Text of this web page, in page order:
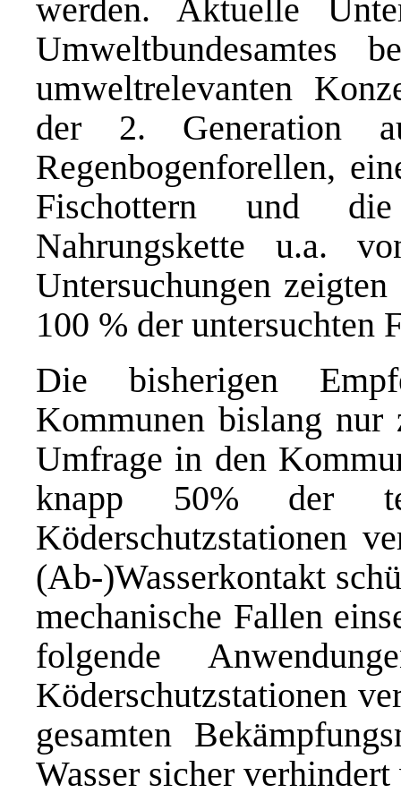
werden. Aktuelle
Umweltbundesamtes
umweltrelevanten
der 2. Generation
Regenbogenforellen,
Fischottern und
Nahrungskette u.a.
Untersuchungen
100 % der untersuchten
Die bisherigen
Kommunen bislang
Umfrage in den
knapp 50% der
Köderschutzstationen
(Ab-)Wasserkontakt
mechanische Fallen
folgende
Köderschutzstationen
gesamten
Wasser sicher